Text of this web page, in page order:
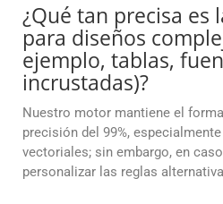
¿Qué tan precisa es
para diseños
ejemplo, tablas,
incrustadas)?
Nuestro motor mantiene el
precisión del 99%,
vectoriales; sin embargo, en
personalizar las reglas